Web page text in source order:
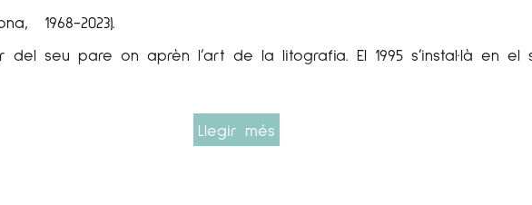
1968-2023).
seu pare on aprèn l’art de la litografia. El 1995 s’instal·là en el
individual i edita la primera col·lecció de litografies. Didier
molts artistes i un intercanvi de coneixements que seran molt
Llegir més